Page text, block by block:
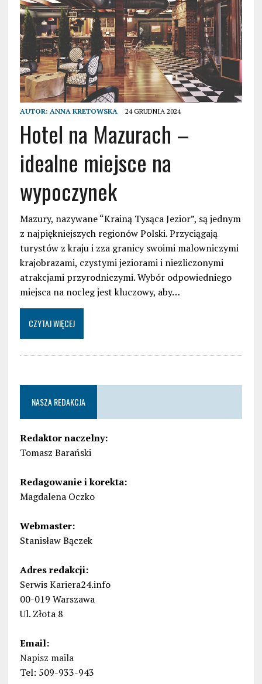
AUTOR: ANNA KRETOWSKA 24 GRUDNIA 2024
Hotel na Mazurach –
idealne miejsce na
wypoczynek
Mazury, nazywane “Krainą Tysąca Jezior”, są jednym
z najpiękniejszych regionów Polski. Przyciągają
turystów z kraju i zza granicy swoimi malowniczymi
krajobrazami, czystymi jeziorami i niezliczonymi
atrakcjami przyrodniczymi. Wybór odpowiedniego
miejsca na nocleg jest kluczowy, aby…
CZYTAJ WIĘCEJ
NASZA REDAKCJA
Redaktor naczelny:
Tomasz Barański
Redagowanie i korekta:
Magdalena Oczko
Webmaster:
Stanisław Bączek
Adres redakcji:
Serwis Kariera24.info
00-019 Warszawa
Ul. Złota 8
Email:
Napisz maila
Tel: 509-933-943